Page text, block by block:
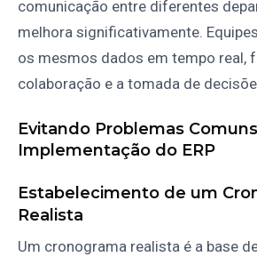
comunicação entre diferentes
melhora significativamente.
os mesmos dados em tempo real,
colaboração e a tomada de
Evitando Problemas
Implementação do ERP
Estabelecimento de um
Realista
Um cronograma realista é a base